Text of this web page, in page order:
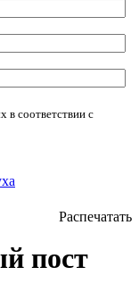
в соответствии с
Распечатать
пост